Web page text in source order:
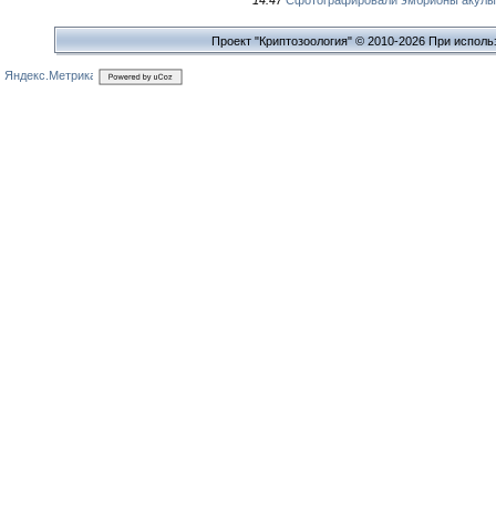
Проект "Криптозоология" © 2010-2026 При